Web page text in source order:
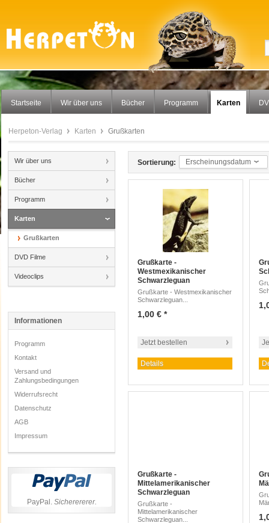
Startseite Wir über uns Bücher Programm Karten
Herpeton-Verlag Karten Grußkarten
Wir über uns
Bücher
Programm
Karten
Grußkarten
DVD Filme
Videoclips
Informationen
Programm
Kontakt
Versand und
Zahlungsbedingungen
Widerrufsrecht
Datenschutz
AGB
Impressum
PayPal. Sicherererer.
Sortierung: Erscheinungsdatum
Grußkarte -
Westmexikanischer
Schwarzleguan
Grußkarte - Westmexikanischer
Schwarzleguan...
1,00 € *
Jetzt bestellen
Details
Grußkarte -
Mittelamerikanischer
Schwarzleguan
Grußkarte -
Mittelamerikanischer
Schwarzleguan...